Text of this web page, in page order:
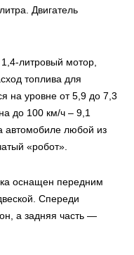
Двигатель
литровый мотор,
топлива для
на уровне от 5,9 до 7,3
до 100 км/ч – 9,1
автомобиле любой из
«робот».
оснащен передним
Спереди
а задняя часть —